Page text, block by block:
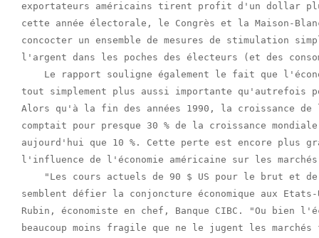
exportateurs américains tirent profit d'un dollar
cette année électorale, le Congrès et la Maison-
concocter un ensemble de mesures de stimulation
l'argent dans les poches des électeurs (et des
Le rapport souligne également le fait que
tout simplement plus aussi importante qu'autrefois
Alors qu'à la fin des années 1990, la croissance de
comptait pour presque 30 % de la croissance
aujourd'hui que 10 %. Cette perte est encore plus
l'influence de l'économie américaine sur les
"Les cours actuels de 90 $ US pour le brut et
semblent défier la conjoncture économique aux
Rubin, économiste en chef, Banque CIBC. "Ou bien
beaucoup moins fragile que ne le jugent les